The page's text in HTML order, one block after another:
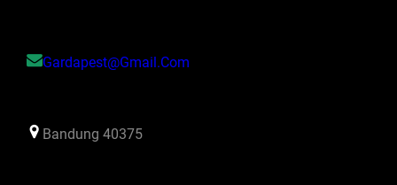
Gardapest@gmail.com
Bandung 40375